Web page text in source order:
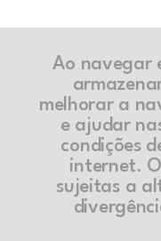
Ao navegar
melhorar a
e ajudar
condições
internet.
sujeitas a